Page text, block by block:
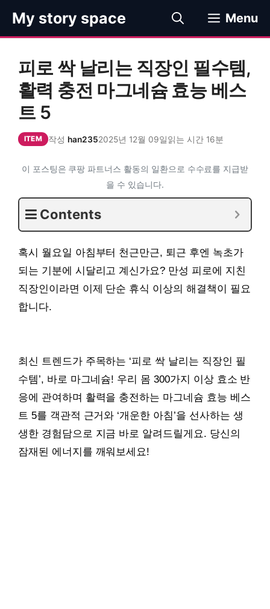
츠
My story space Menu
피로 싹 날리는 직장인 필수템,
활력 충전 마그네슘 효능 베스
트 5
ITEM 작성 han2352025년 12월 09일읽는 시간 16분
이 포스팅은 쿠팡 파트너스 활동의 일환으로 수수료를 지급받
을 수 있습니다.
Contents
혹시 월요일 아침부터 천근만근, 퇴근 후엔 녹초가
되는 기분에 시달리고 계신가요? 만성 피로에 지친
직장인이라면 이제 단순 휴식 이상의 해결책이 필요
합니다.
최신 트렌드가 주목하는 ‘피로 싹 날리는 직장인 필
수템’, 바로 마그네슘! 우리 몸 300가지 이상 효소 반
응에 관여하며 활력을 충전하는 마그네슘 효능 베스
트 5를 객관적 근거와 ‘개운한 아침’을 선사하는 생
생한 경험담으로 지금 바로 알려드릴게요. 당신의
잠재된 에너지를 깨워보세요!